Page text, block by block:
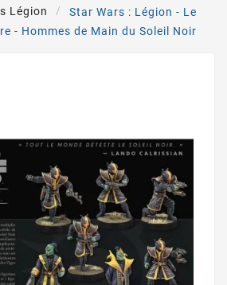
Légion
Star Wars : Légion - Le
- Hommes de Main du Soleil Noir